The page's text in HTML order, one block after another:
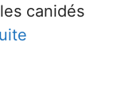
canidés